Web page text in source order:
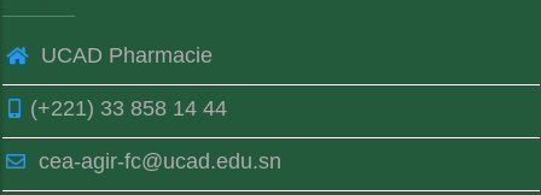
UCAD Pharmacie
(+221) 33 858 14 44
cea-agir-fc@ucad.edu.sn